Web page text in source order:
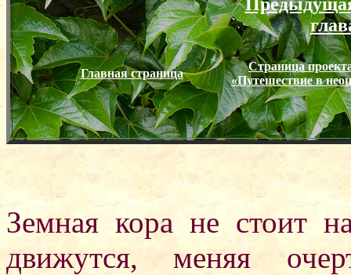
Главная страница
Страница
«Путешествие в
Земная кора не стоит
движутся, меняя